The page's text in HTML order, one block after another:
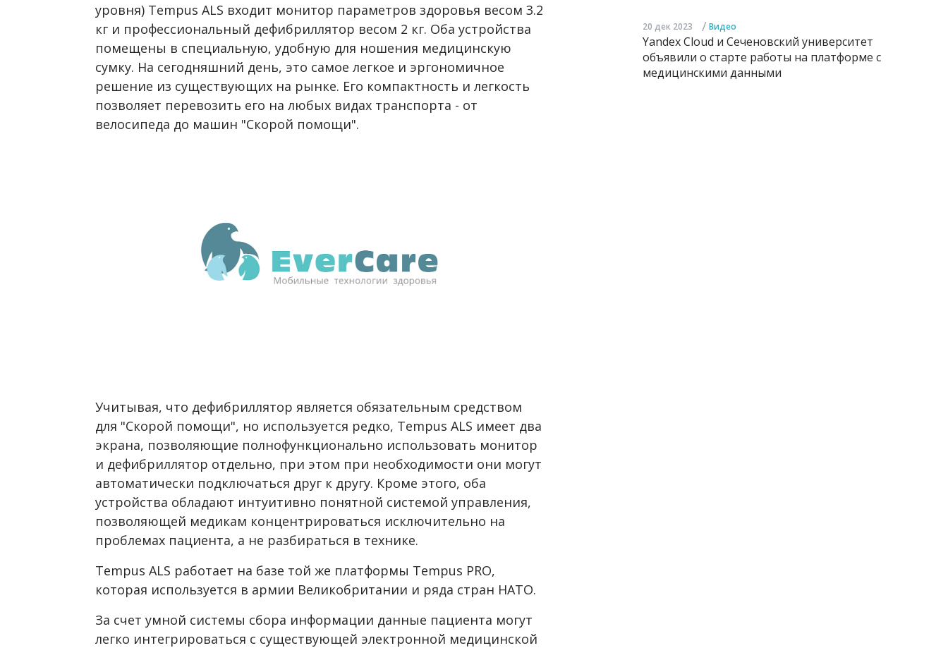
уровня) Tempus ALS входит монитор параметров здоровья весом 3.2
кг и профессиональный дефибриллятор весом 2 кг. Оба устройства
помещены в специальную, удобную для ношения медицинскую
сумку. На сегодняшний день, это самое легкое и эргономичное
решение из существующих на рынке. Его компактность и легкость
позволяет перевозить его на любых видах транспорта - от
велосипеда до машин "Скорой помощи".
Учитывая, что дефибриллятор является обязательным средством
для "Скорой помощи", но используется редко, Tempus ALS имеет два
экрана, позволяющие полнофункционально использовать монитор
и дефибриллятор отдельно, при этом при необходимости они могут
автоматически подключаться друг к другу. Кроме этого, оба
устройства обладают интуитивно понятной системой управления,
позволяющей медикам концентрироваться исключительно на
проблемах пациента, а не разбираться в технике.
Tempus ALS работает на базе той же платформы Tempus PRO,
которая используется в армии Великобритании и ряда стран НАТО.
За счет умной системы сбора информации данные пациента могут
легко интегрироваться с существующей электронной медицинской
20 дек 2023 / Видео
Yandex Cloud и Сеченовский университет
объявили о старте работы на платформе с
медицинскими данными